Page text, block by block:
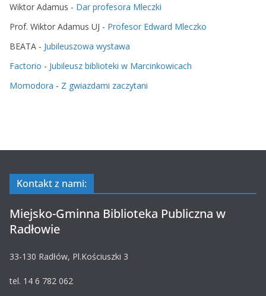
Wiktor Adamus - Dar profesora Mleczki
Prof. Wiktor Adamus UJ - Profesor Edward Mleczko
BEATA - Jubileuszowa wystawa
Factorio - Jubileusz biblioteki w Marcinkowicach
Momodora - Z gwiazdami zaczytani
Kontakt z nami:
Miejsko-Gminna Biblioteka Publiczna w
Radłowie
33-130 Radłów, Pl.Kościuszki 3
tel. 14 6 782 062